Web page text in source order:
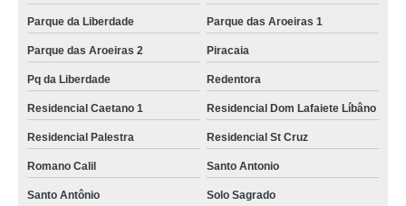
Parque da Liberdade Parque das Aroeiras 1
Parque das Aroeiras 2 Piracaia
Pq da Liberdade Redentora
Residencial Caetano 1 Residencial Dom Lafaiete Líbâno
Residencial Palestra Residencial St Cruz
Romano Calil Santo Antonio
Santo Antônio Solo Sagrado